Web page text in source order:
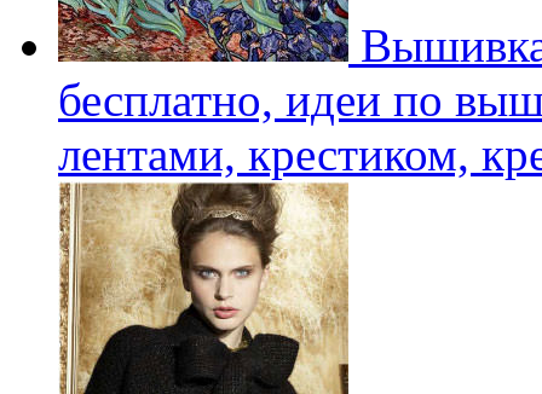
бесплатно, идеи по
лентами, крестиком,